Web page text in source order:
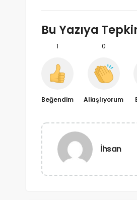
Bu Yazıya
1
Beğendim
0
Alkışlıyorum
İhsan